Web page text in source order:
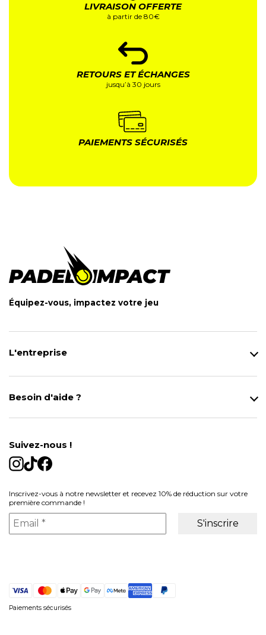
LIVRAISON OFFERTE
à partir de 80€
RETOURS ET ÉCHANGES
jusqu’à 30 jours
PAIEMENTS SÉCURISÉS
Équipez-vous, impactez votre jeu
L'entreprise
Besoin d'aide ?
Contact
Gestion des cookies
Suivez-nous !
Inscrivez-vous à notre newsletter et recevez 10% de réduction sur votre
première commande !
Paiements sécurisés